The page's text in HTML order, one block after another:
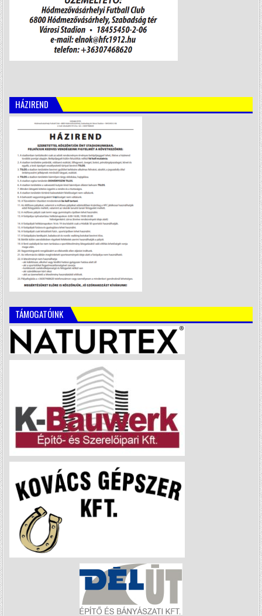
HÁZIREND
TÁMOGATÓINK